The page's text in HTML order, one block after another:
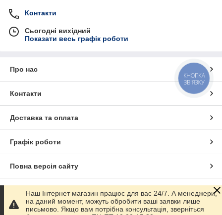
Контакти
Сьогодні вихідний
Показати весь графік роботи
Про нас
Контакти
Доставка та оплата
Графік роботи
Повна версія сайту
Сайт створено на маркетплейсі
Наш Інтернет магазин працює для вас 24/7. А менеджери,
на даний момент, можуть обробити ваші заявки лише
письмово. Якщо вам потрібна консультація, зверніться
КНОПКА
ЗВ'ЯЗКУ